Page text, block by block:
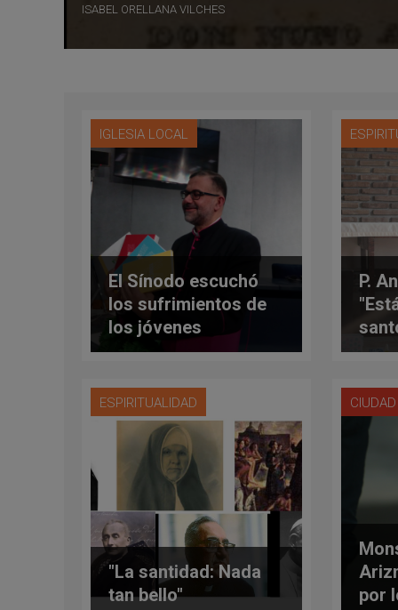
ISABEL ORELLANA VILCHES
IGLESIA LOCAL
El Sínodo escuchó
los sufrimientos de
los jóvenes
cristianos orientales
P.
ESPIRITUALIDAD
"La santidad: Nada
tan bello"
por